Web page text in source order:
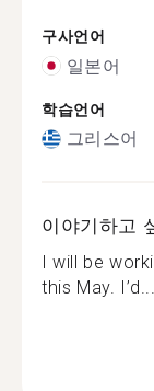
구사언어
일본어
학습언어
그리스어
이야기하고
I will be
this May. I’d...